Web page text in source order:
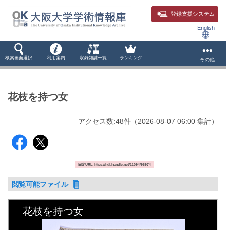
登録支援システム
English
検索画面選択 利用案内 収録雑誌一覧 ランキング その他
花枝を持つ女
アクセス数:48件 （2026-08-07 06:00 集計）
固定URL: https://hdl.handle.net/11094/96974
閲覧可能ファイル